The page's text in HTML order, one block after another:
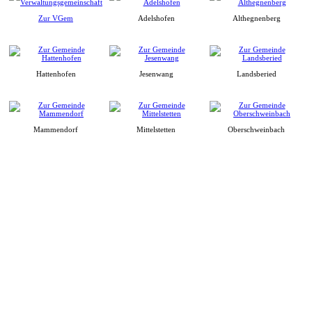
Zur VGem Adelshofen Althegnenberg
Hattenhofen Jesenwang Landsberied
Mammendorf Mittelstetten Oberschweinbach